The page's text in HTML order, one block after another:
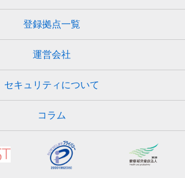
登録拠点一覧
運営会社
セキュリティについて
コラム